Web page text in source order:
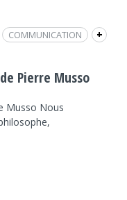
+
COMMUNICATION
PHILOSOPHIE
Pierre Musso
Musso Nous